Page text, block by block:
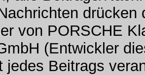
von PORSCHE
(Entwickler
jedes Beitrags